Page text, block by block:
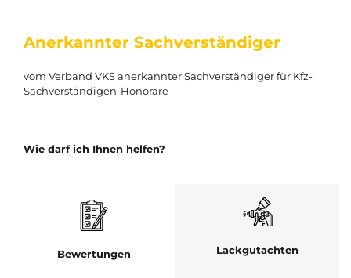
Anerkannter Sachverständiger
vom Verband VKS anerkannter Sachverständiger für Kfz-
Sachverständigen-Honorare
Wie darf ich Ihnen helfen?
Bewertungen Lackgutachten